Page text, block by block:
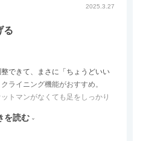
2025.3.27
る
できて、まさに「ちょうどいい
ライニング機能がおすすめ。
トマンがなくても足をしっかり
がらリラックスできるのが嬉し
を読む